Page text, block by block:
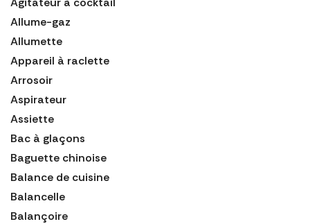
Allume-gaz
Allumette
Appareil à raclette
Arrosoir
Aspirateur
Assiette
Bac à glaçons
Baguette chinoise
Balance de cuisine
Balancelle
Balançoire